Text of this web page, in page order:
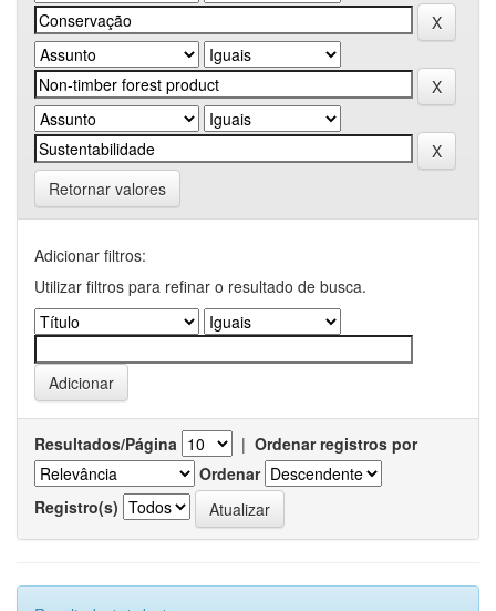
Retornar valores
Adicionar filtros:
Utilizar filtros para refinar o resultado de busca.
Resultados/Página | Ordenar registros por
Ordenar
Registro(s)